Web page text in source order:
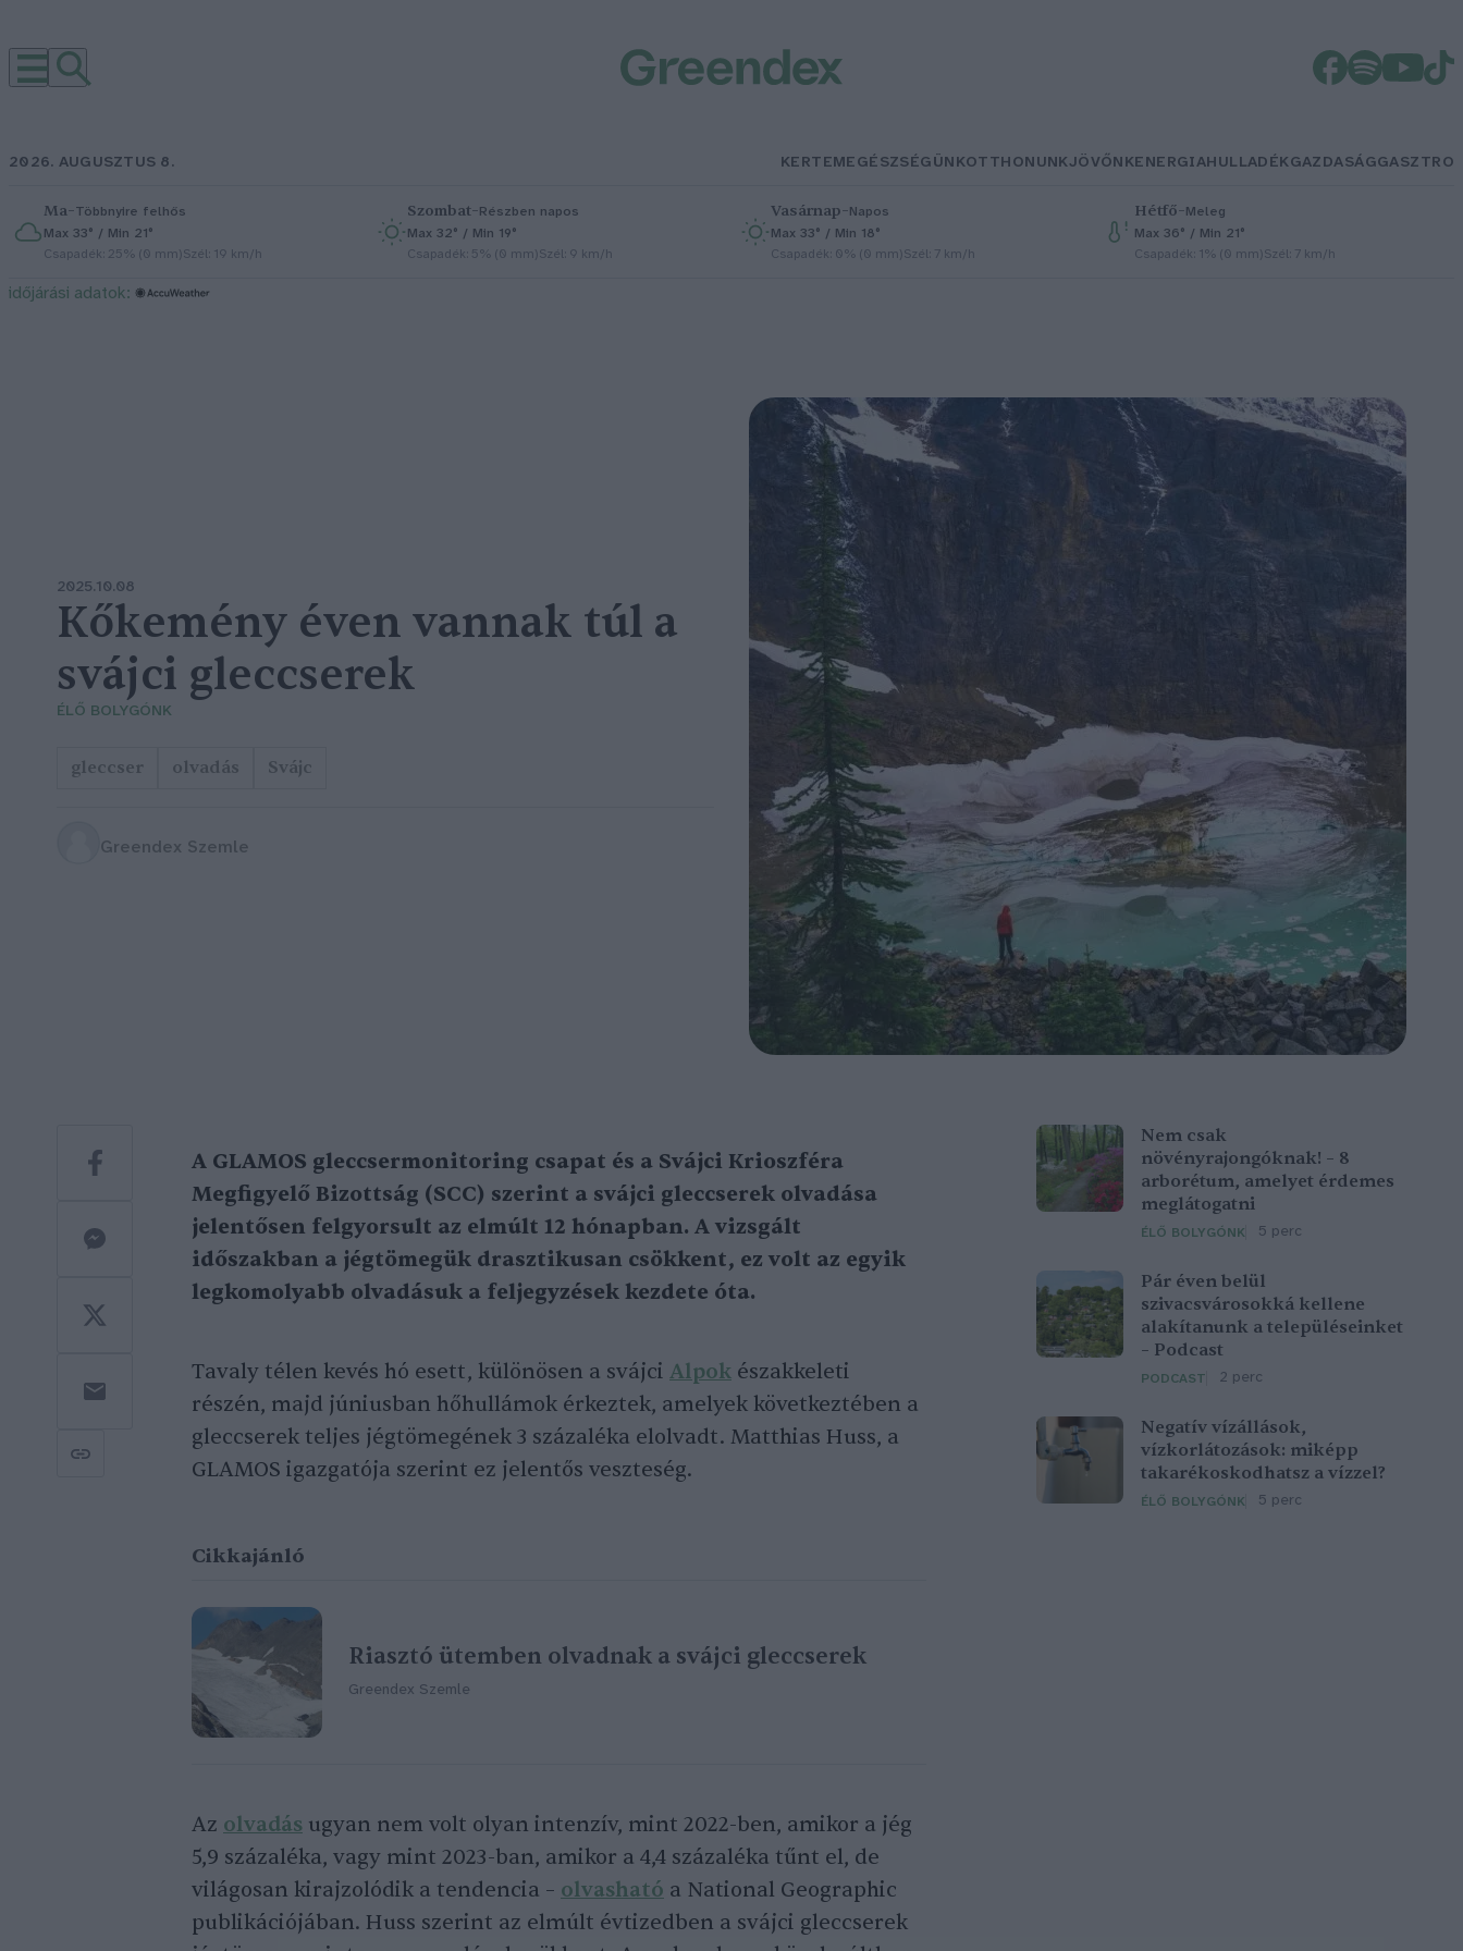
2026. AUGUSZTUS 8. KERTEMEGÉSZSÉGÜNKOTTHONUNKJÖVŐNKENERGIAHULLADÉKGAZDASÁGGASZTRO
Ma–Többnyire felhős
Max 33° / Min 21°
Csapadék: 25% (0 mm)Szél: 19 km/h
Szombat–Részben napos
Max 32° / Min 19°
Csapadék: 5% (0 mm)Szél: 9 km/h
Vasárnap–Napos
Max 33° / Min 18°
Csapadék: 0% (0 mm)Szél: 7 km/h
Hétfő–Meleg
Max 36° / Min 21°
Csapadék: 1% (0 mm)Szél: 7 km/h
időjárási adatok:
2025.10.08
Kőkemény éven vannak túl a
svájci gleccserek
ÉLŐ BOLYGÓNK
gleccser olvadás Svájc
Greendex Szemle
A GLAMOS gleccsermonitoring csapat és a Svájci Krioszféra
Megfigyelő Bizottság (SCC) szerint a svájci gleccserek olvadása
jelentősen felgyorsult az elmúlt 12 hónapban. A vizsgált
időszakban a jégtömegük drasztikusan csökkent, ez volt az egyik
legkomolyabb olvadásuk a feljegyzések kezdete óta.
Tavaly télen kevés hó esett, különösen a svájci Alpok északkeleti
részén, majd júniusban hőhullámok érkeztek, amelyek következtében a
gleccserek teljes jégtömegének 3 százaléka elolvadt. Matthias Huss, a
GLAMOS igazgatója szerint ez jelentős veszteség.
Cikkajánló
Riasztó ütemben olvadnak a svájci gleccserek
Greendex Szemle
Az olvadás ugyan nem volt olyan intenzív, mint 2022-ben, amikor a jég
5,9 százaléka, vagy mint 2023-ban, amikor a 4,4 százaléka tűnt el, de
világosan kirajzolódik a tendencia – olvasható a National Geographic
publikációjában. Huss szerint az elmúlt évtizedben a svájci gleccserek
Nem csak
növényrajongóknak! – 8
arborétum, amelyet érdemes
meglátogatni
ÉLŐ BOLYGÓNK 5 perc
Pár éven belül
szivacsvárosokká kellene
alakítanunk a településeinket
– Podcast
PODCAST 2 perc
Negatív vízállások,
vízkorlátozások: miképp
takarékoskodhatsz a vízzel?
ÉLŐ BOLYGÓNK 5 perc